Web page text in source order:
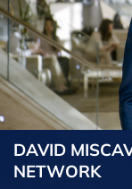
DAVID
NETWORK